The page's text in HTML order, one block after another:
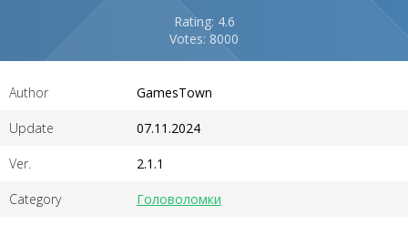
Rating: 4.6
Votes: 8000
Author GamesTown
Update 07.11.2024
Ver. 2.1.1
Category Головоломки